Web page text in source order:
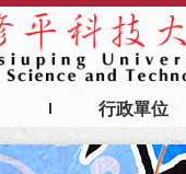
行政單位